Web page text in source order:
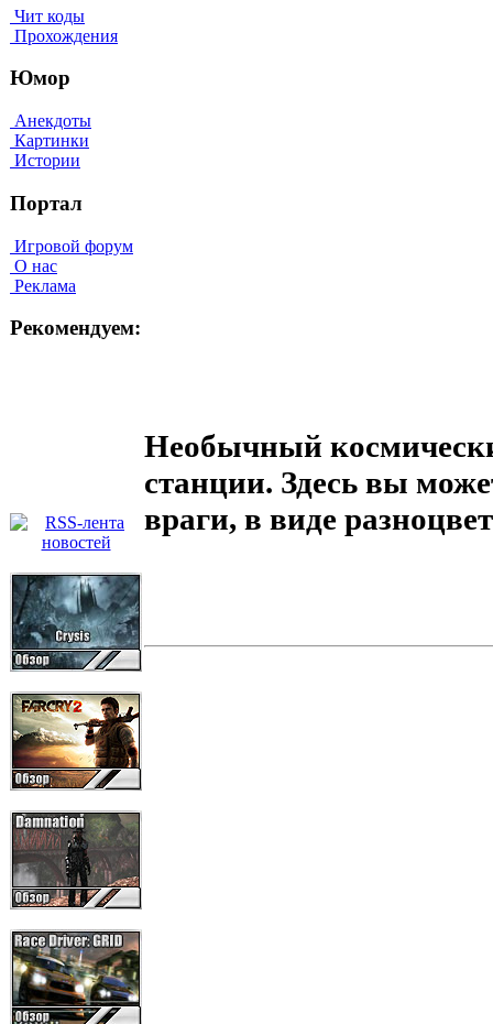
Чит коды
Прохождения
Юмор
Анекдоты
Картинки
Истории
Портал
Игровой форум
О нас
Реклама
Рекомендуем:
Необычный
станции. Здесь вы
враги, в виде